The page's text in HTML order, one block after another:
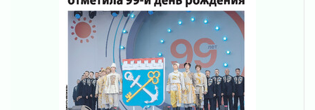
Память, сталь и музыка
04 августа 2026
Регион готовится к выборам
Никакого принуждения, только письменное
согласие
04 августа 2026